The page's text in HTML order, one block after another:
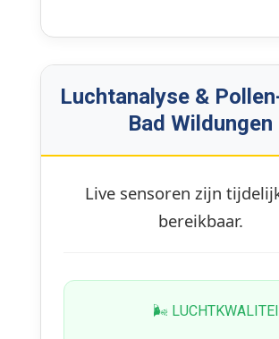
Luchtanalyse &
Bad Wildungen
Live sensoren zijn
bereikbaar.
🌬